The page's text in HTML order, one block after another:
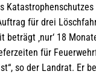
Katastrophenschutzes
für drei
beträgt ‚nur‘ 18
für
so der Landrat. Er